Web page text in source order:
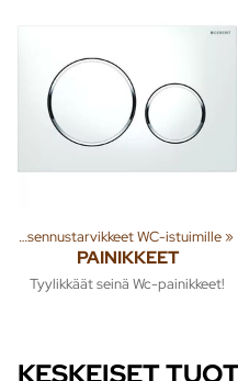
Asennustarvikkeet WC-istuimille‪»
PAINIKKEET
Tyylikkäät seinä Wc-painikkeet!